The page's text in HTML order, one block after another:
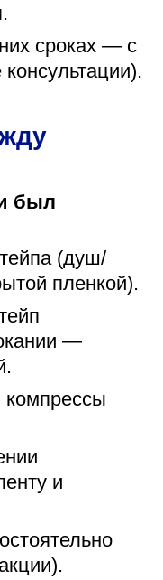
сроках — с
был
(душ/
пленкой).
—
и